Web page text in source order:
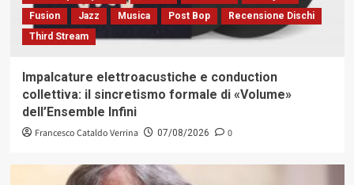
Fusion
Jazz Musica Post Bop
Recensione Dischi
Third Stream
Impalcature elettroacustiche e conduction
collettiva: il sincretismo formale di «Volume»
dell’Ensemble Infini
Francesco Cataldo Verrina 07/08/2026 0